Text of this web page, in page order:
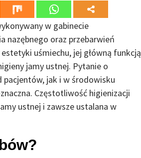
w gabinecie
nazębnego oraz przebarwień
uśmiechu, jej główną funkcją
jamy ustnej. Pytanie o
jak i w środowisku
Częstotliwość higienizacji
ustnej i zawsze ustalana w